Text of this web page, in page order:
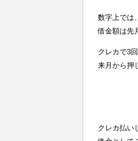
数字上では、
借金額は先
クレカで3
来月から押
クレカ払い